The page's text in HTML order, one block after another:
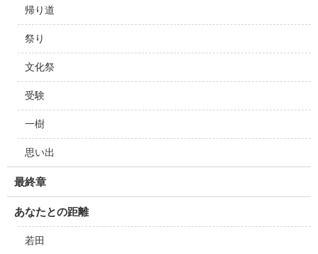
帰り道
祭り
文化祭
受験
一樹
思い出
最終章
あなたとの距離
若田